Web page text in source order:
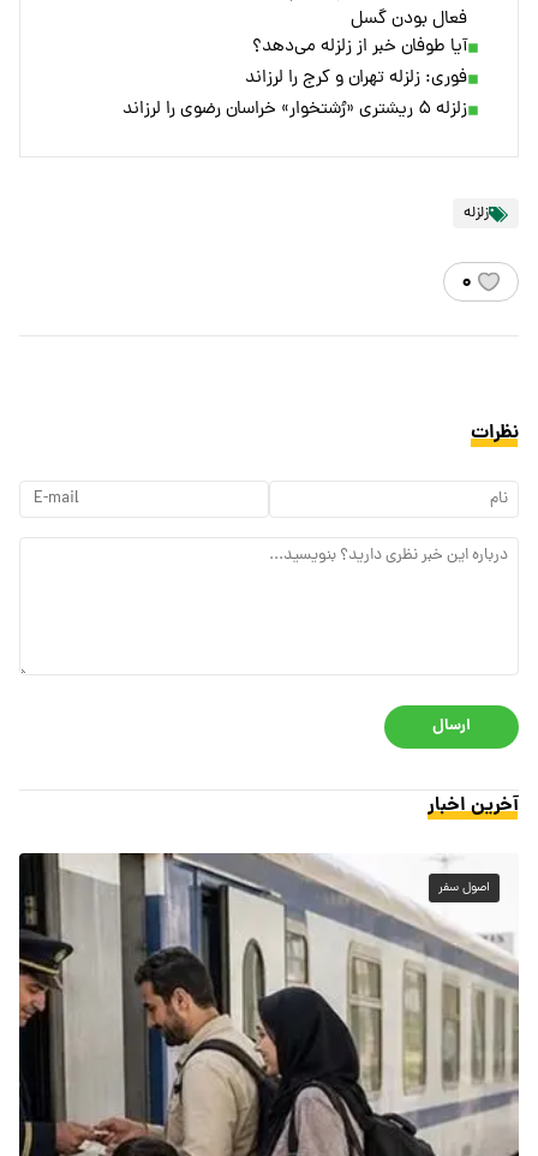
فعال بودن گسل
آیا طوفان خبر از زلزله می‌دهد؟
فوری: زلزله تهران و کرج را لرزاند
زلزله ۵ ریشتری «رُشتخوار» خراسان رضوی را لرزاند
زلزله
۰
نظرات
ارسال
آخرین اخبار
اصول سفر